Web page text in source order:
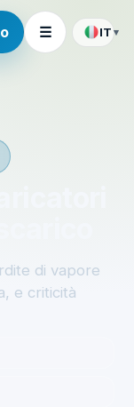
☰ IT ▾
di vapore
e criticità